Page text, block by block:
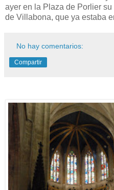
ayer en la Plaza de Porlier
de Villabona, que ya estaba
No hay comentarios:
Compartir